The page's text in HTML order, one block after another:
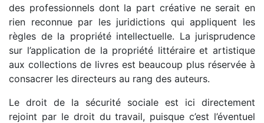
des professionnels dont la part créative ne serait en
rien reconnue par les juridictions qui appliquent les
règles de la propriété intellectuelle. La jurisprudence
sur l’application de la propriété littéraire et artistique
aux collections de livres est beaucoup plus réservée à
consacrer les directeurs au rang des auteurs.
Le droit de la sécurité sociale est ici directement
rejoint par le droit du travail, puisque c’est l’éventuel